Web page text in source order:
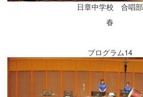
日章中学校 合唱部
春
プログラム14